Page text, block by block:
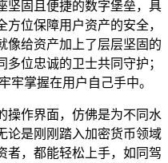
坚固且便捷的数字堡垒，具
位保障用户资产的安全，
像给资产加上了层层坚固的
位忠诚的卫士共同守护；
牢掌握在用户自己手中。
操作界面，仿佛是为不同水
论是刚刚踏入加密货币领域
者，都能轻松上手，如同驾